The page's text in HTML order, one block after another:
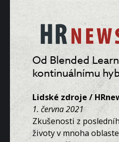
Od Blended
kontinuálnímu
Lidské zdroje /
1. června 2021
Zkušenosti z
životy v mnoha